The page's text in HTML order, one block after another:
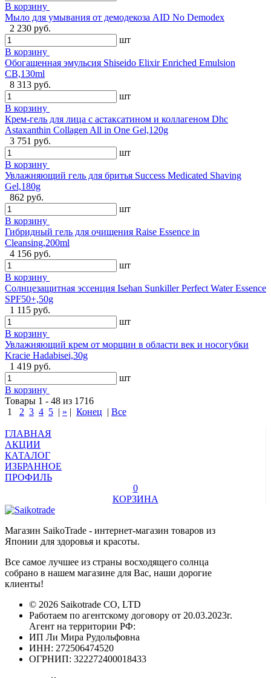
В корзину
Мыло для умывания от демодекоза AID No Demodex
2 230 руб.
шт
В корзину
Обогащенная эмульсия Shiseido Elixir Enriched Emulsion
CB,130ml
8 313 руб.
шт
В корзину
Крем-гель для лица с астаксатином и коллагеном Dhc
Astaxanthin Collagen All in One Gel,120g
3 751 руб.
шт
В корзину
Увлажняющий гель для бритья Success Medicated Shaving
Gel,180g
862 руб.
шт
В корзину
Гибридный гель для очищения Raise Essence in
Cleansing,200ml
4 156 руб.
шт
В корзину
Солнцезащитная эссенция Isehan Sunkiller Perfect Water Essence
SPF50+,50g
1 115 руб.
шт
В корзину
Увлажняющий крем от морщин в области век и носогубки
Kracie Hadabisei,30g
1 419 руб.
шт
В корзину
Товары 1 - 48 из 1716
1
2 3 4 5 | » | Конец | Все
ГЛАВНАЯ
АКЦИИ
КАТАЛОГ
ИЗБРАННОЕ
ПРОФИЛЬ
0
КОРЗИНА
Магазин SaikoTrade - интернет-магазин товаров из
Японии для здоровья и красоты.
Все самое лучшее из страны восходящего солнца
собрано в нашем магазине для Вас, наши дорогие
клиенты!
© 2026 Saikotrade CO, LTD
Работаем по агентскому договору от 20.03.2023г.
Агент на территории РФ:
ИП Ли Мира Рудольфовна
ИНН: 272506474520
ОГРНИП: 322272400018433